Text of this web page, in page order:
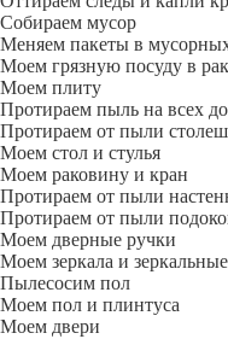
Собираем мусор
Меняем пакеты в
Моем грязную посуду в
Моем плиту
Протираем пыль на всех
Протираем от пыли
Моем стол и стулья
Моем раковину и кран
Протираем от пыли
Протираем от пыли
Моем дверные ручки
Моем зеркала и
Пылесосим пол
Моем пол и плинтуса
Моем двери